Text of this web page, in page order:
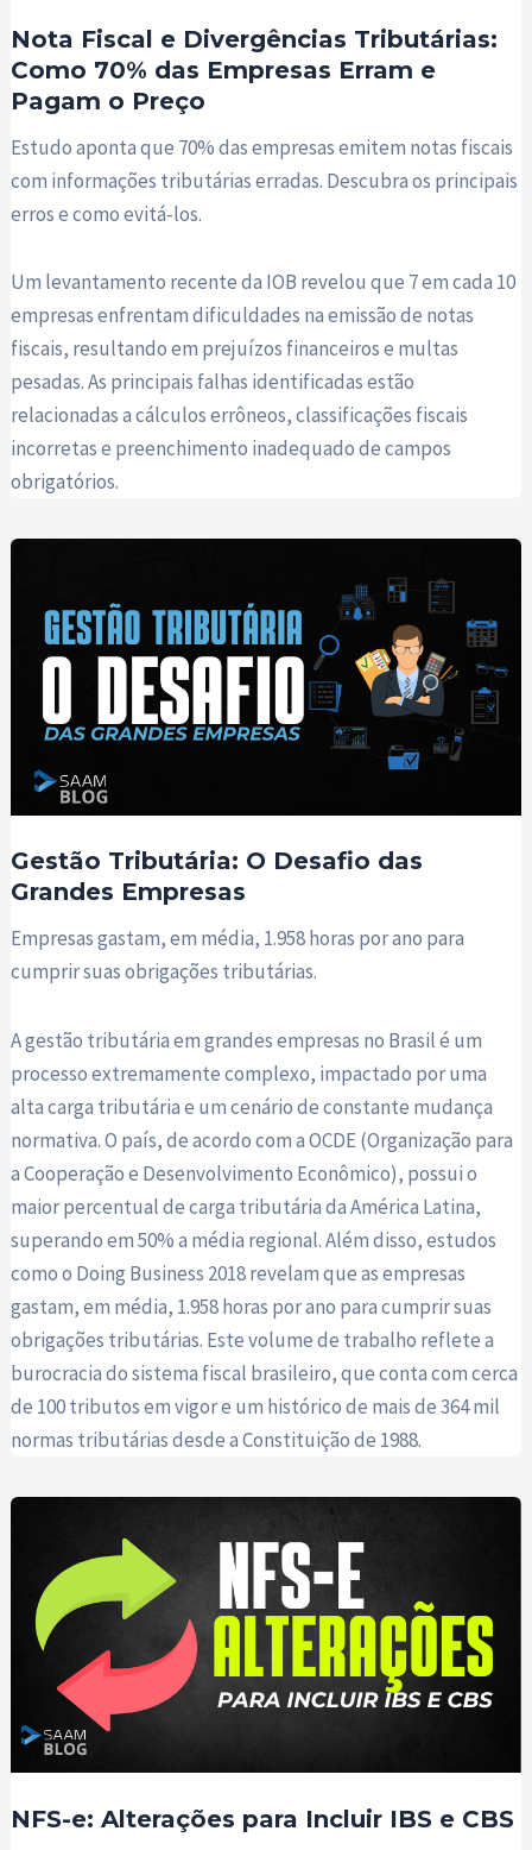
Nota Fiscal e Divergências Tributárias:
Como 70% das Empresas Erram e
Pagam o Preço
Estudo aponta que 70% das empresas emitem notas fiscais
com informações tributárias erradas. Descubra os principais
erros e como evitá-los.
Um levantamento recente da IOB revelou que 7 em cada 10
empresas enfrentam dificuldades na emissão de notas
fiscais, resultando em prejuízos financeiros e multas
pesadas. As principais falhas identificadas estão
relacionadas a cálculos errôneos, classificações fiscais
incorretas e preenchimento inadequado de campos
obrigatórios.
Gestão Tributária: O Desafio das
Grandes Empresas
Empresas gastam, em média, 1.958 horas por ano para
cumprir suas obrigações tributárias.
A gestão tributária em grandes empresas no Brasil é um
processo extremamente complexo, impactado por uma
alta carga tributária e um cenário de constante mudança
normativa. O país, de acordo com a OCDE (Organização para
a Cooperação e Desenvolvimento Econômico), possui o
maior percentual de carga tributária da América Latina,
superando em 50% a média regional. Além disso, estudos
como o Doing Business 2018 revelam que as empresas
gastam, em média, 1.958 horas por ano para cumprir suas
obrigações tributárias. Este volume de trabalho reflete a
burocracia do sistema fiscal brasileiro, que conta com cerca
de 100 tributos em vigor e um histórico de mais de 364 mil
normas tributárias desde a Constituição de 1988.
NFS-e: Alterações para Incluir IBS e CBS